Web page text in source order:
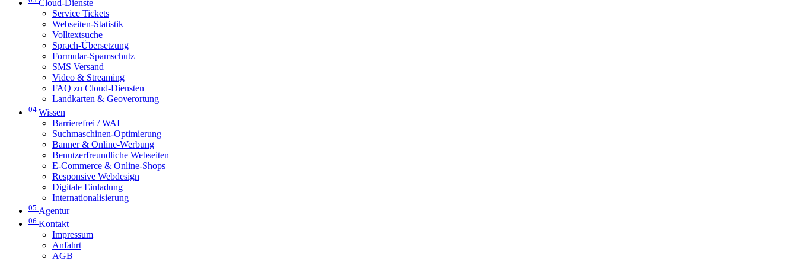
Cloud-Dienste
Service Tickets
Webseiten-Statistik
Volltextsuche
Sprach-Übersetzung
Formular-Spamschutz
SMS Versand
Video & Streaming
FAQ zu Cloud-Diensten
Landkarten & Geoverortung
04 Wissen
Barrierefrei / WAI
Suchmaschinen-Optimierung
Banner & Online-Werbung
Benutzerfreundliche Webseiten
E-Commerce & Online-Shops
Responsive Webdesign
Digitale Einladung
Internationalisierung
05 Agentur
06 Kontakt
Impressum
Anfahrt
AGB